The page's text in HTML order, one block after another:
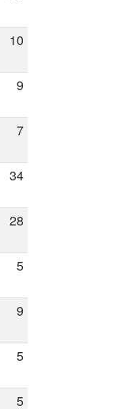
10
9
7
34
28
5
9
5
5